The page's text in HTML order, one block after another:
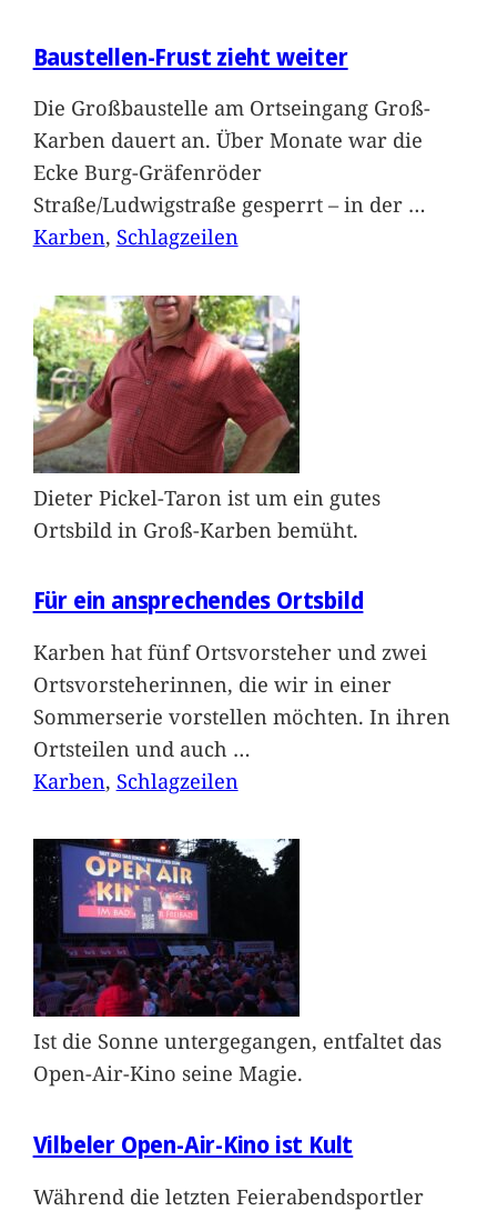
Baustellen-Frust zieht weiter
Die Großbaustelle am Ortseingang Groß-
Karben dauert an. Über Monate war die
Ecke Burg-Gräfenröder
Straße/Ludwigstraße gesperrt – in der …
Karben, Schlagzeilen
Dieter Pickel-Taron ist um ein gutes
Ortsbild in Groß-Karben bemüht.
Für ein ansprechendes Ortsbild
Karben hat fünf Ortsvorsteher und zwei
Ortsvorsteherinnen, die wir in einer
Sommerserie vorstellen möchten. In ihren
Ortsteilen und auch …
Karben, Schlagzeilen
Ist die Sonne untergegangen, entfaltet das
Open-Air-Kino seine Magie.
Vilbeler Open-Air-Kino ist Kult
Während die letzten Feierabendsportler